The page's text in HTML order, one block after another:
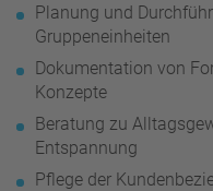
Planung und
Gruppeneinheiten
Dokumentation von
Konzepte
Beratung zu
Entspannung
Pflege der